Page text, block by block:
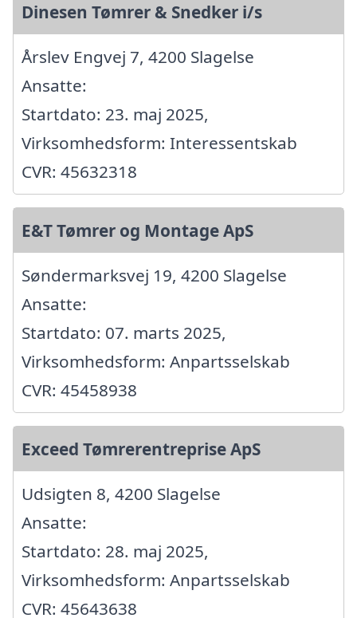
Dinesen Tømrer & Snedker i/s
Årslev Engvej 7, 4200 Slagelse
Ansatte:
Startdato: 23. maj 2025,
Virksomhedsform: Interessentskab
CVR: 45632318
E&T Tømrer og Montage ApS
Søndermarksvej 19, 4200 Slagelse
Ansatte:
Startdato: 07. marts 2025,
Virksomhedsform: Anpartsselskab
CVR: 45458938
Exceed Tømrerentreprise ApS
Udsigten 8, 4200 Slagelse
Ansatte:
Startdato: 28. maj 2025,
Virksomhedsform: Anpartsselskab
CVR: 45643638